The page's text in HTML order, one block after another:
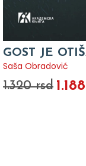
GOST JE
Saša Obradović
1.320 rsd